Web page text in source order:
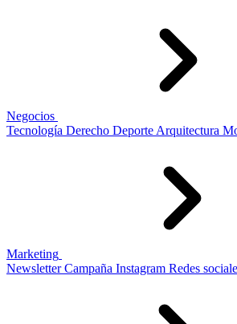
Negocios
Tecnología Derecho Deporte Arquitectura
Marketing
Newsletter Campaña Instagram Redes